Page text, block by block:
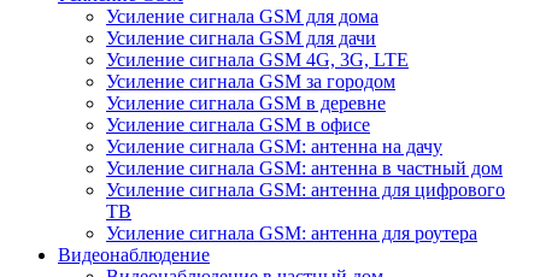
Усиление сигнала GSM для дома
Усиление сигнала GSM для дачи
Усиление сигнала GSM 4G, 3G, LTE
Усиление сигнала GSM за городом
Усиление сигнала GSM в деревне
Усиление сигнала GSM в офисе
Усиление сигнала GSM: антенна на дачу
Усиление сигнала GSM: антенна в частный дом
Усиление сигнала GSM: антенна для цифрового
ТВ
Усиление сигнала GSM: антенна для роутера
Видеонаблюдение